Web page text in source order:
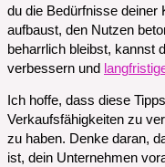
du die Bedürfnisse deiner
aufbaust, den Nutzen
beharrlich bleibst, kannst
verbessern und
Ich hoffe, dass diese
Verkaufsfähigkeiten zu
zu haben. Denke daran,
ist, dein Unternehmen